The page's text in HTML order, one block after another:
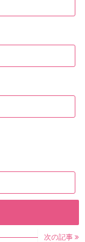
次の記事